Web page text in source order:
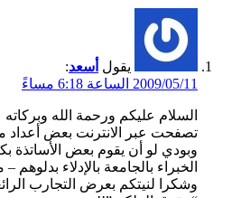
يقول أسعد:
2009/05/11 الساعة 6:18 مساءً
السلام عليكم ورحمة الله وبركاته
تصفحت عبر الانترنت بعض أعداد
وبودي لو أن يقوم بعض الأساتذة
الخبراء بالجامعة بالإدلاء
وشكرا لنيتكم بعرض التجارب